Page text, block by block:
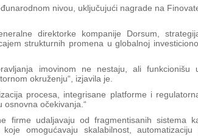
nivou, uključujući nagrade na
direktorke kompanije Dorsum,
strukturnih promena u globalnoj
imovinom ne nestaju, ali funkcionišu
okruženju“, izjavila je.
procesa, integrisane platforme i
očekivanja.“
firme udaljavaju od fragmentisanih sistema
omogućavaju skalabilnost, automatizaciju